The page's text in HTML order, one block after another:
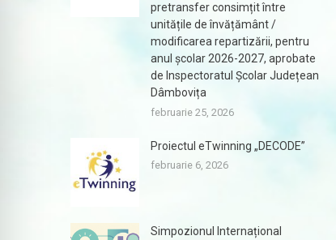
pretransfer consimțit între
unitățile de învățământ /
modificarea repartizării, pentru
anul școlar 2026-2027, aprobate
de Inspectoratul Școlar Județean
Dâmbovița
februarie 25, 2026
Proiectul eTwinning „DECODE”
februarie 6, 2026
Simpozionul Internațional